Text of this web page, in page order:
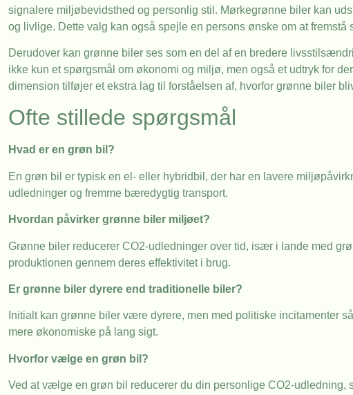
signalere miljøbevidsthed og personlig stil. Mørkegrønne biler kan
og livlige. Dette valg kan også spejle en persons ønske om at
Derudover kan grønne biler ses som en del af en bredere
ikke kun et spørgsmål om økonomi og miljø, men også et udtryk for
dimension tilføjer et ekstra lag til forståelsen af, hvorfor grønne biler
Ofte stillede spørgsmål
Hvad er en grøn bil?
En grøn bil er typisk en el- eller hybridbil, der har en lavere
udledninger og fremme bæredygtig transport.
Hvordan påvirker grønne biler miljøet?
Grønne biler reducerer CO2-udledninger over tid, især i lande med
produktionen gennem deres effektivitet i brug.
Er grønne biler dyrere end traditionelle biler?
Initialt kan grønne biler være dyrere, men med politiske incitamenter
mere økonomiske på lang sigt.
Hvorfor vælge en grøn bil?
Ved at vælge en grøn bil reducerer du din personlige CO2-